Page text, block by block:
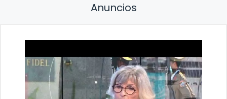
Anuncios